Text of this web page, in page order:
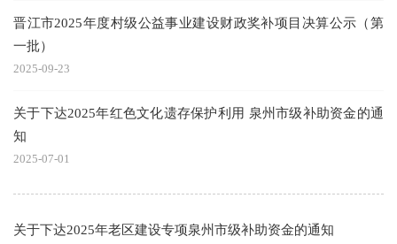
晋江市2025年度村级公益事业建设财政奖补项目决算公示（第
一批）
2025-09-23
关于下达2025年红色文化遗存保护利用 泉州市级补助资金的通
知
2025-07-01
关于下达2025年老区建设专项泉州市级补助资金的通知